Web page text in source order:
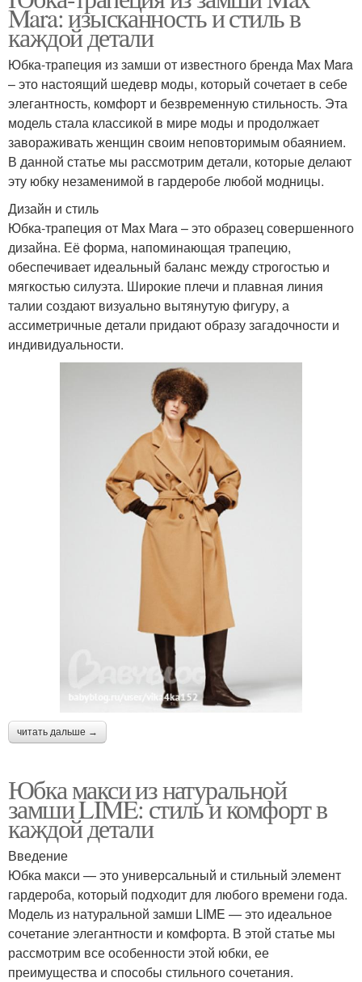
Mara: изысканность и стиль в
каждой детали
Юбка-трапеция из замши от известного бренда Max Mara
– это настоящий шедевр моды, который сочетает в себе
элегантность, комфорт и безвременную стильность. Эта
модель стала классикой в мире моды и продолжает
завораживать женщин своим неповторимым обаянием.
В данной статье мы рассмотрим детали, которые делают
эту юбку незаменимой в гардеробе любой модницы.
Дизайн и стиль
Юбка-трапеция от Max Mara – это образец совершенного
дизайна. Её форма, напоминающая трапецию,
обеспечивает идеальный баланс между строгостью и
мягкостью силуэта. Широкие плечи и плавная линия
талии создают визуально вытянутую фигуру, а
ассиметричные детали придают образу загадочности и
индивидуальности.
читать дальше →
Юбка макси из натуральной
замши LIME: стиль и комфорт в
каждой детали
Введение
Юбка макси — это универсальный и стильный элемент
гардероба, который подходит для любого времени года.
Модель из натуральной замши LIME — это идеальное
сочетание элегантности и комфорта. В этой статье мы
рассмотрим все особенности этой юбки, ее
преимущества и способы стильного сочетания.